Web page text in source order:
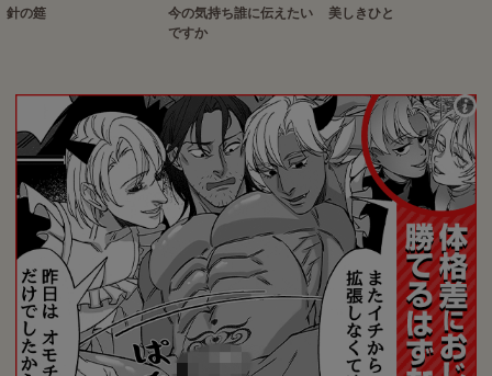
針の筵
今の気持ち誰に伝えたい
ですか
美しきひと